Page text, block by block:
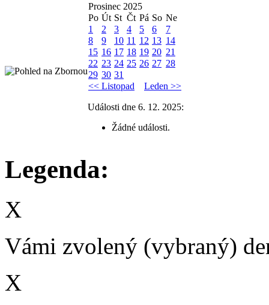
Prosinec 2025
Po Út St Čt Pá So Ne
1
2 3 4 5 6
7
8
9 10 11 12 13 14
15 16 17 18 19 20 21
22 23 24 25 26 27 28
29 30 31
<< Listopad
Leden >>
Události dne 6. 12. 2025:
Žádné události.
Legenda:
X
Vámi zvolený (vybraný)
X